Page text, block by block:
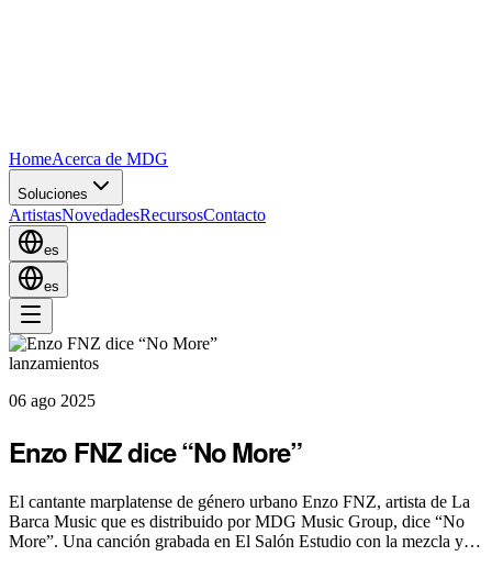
HomeAcerca de MDG
Soluciones
ArtistasNovedadesRecursosContacto
es
es
lanzamientos
06 ago 2025
Enzo FNZ dice “No More”
El cantante marplatense de género urbano Enzo FNZ, artista de La
Barca Music que es distribuido por MDG Music Group, dice “No
More”. Una canción grabada en El Salón Estudio con la mezcla y…